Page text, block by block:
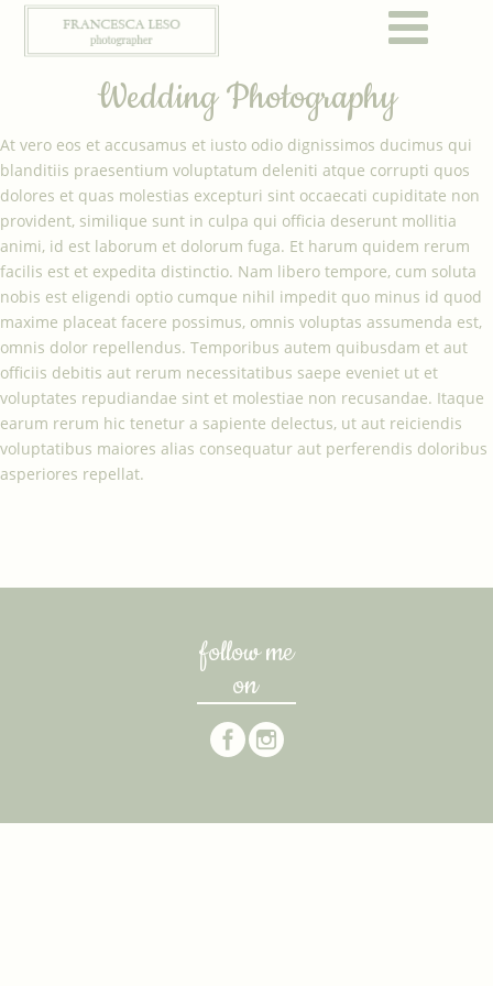
Wedding Photography
At vero eos et accusamus et iusto odio dignissimos ducimus qui
blanditiis praesentium voluptatum deleniti atque corrupti quos
dolores et quas molestias excepturi sint occaecati cupiditate non
provident, similique sunt in culpa qui officia deserunt mollitia
animi, id est laborum et dolorum fuga. Et harum quidem rerum
facilis est et expedita distinctio. Nam libero tempore, cum soluta
nobis est eligendi optio cumque nihil impedit quo minus id quod
maxime placeat facere possimus, omnis voluptas assumenda est,
omnis dolor repellendus. Temporibus autem quibusdam et aut
officiis debitis aut rerum necessitatibus saepe eveniet ut et
voluptates repudiandae sint et molestiae non recusandae. Itaque
earum rerum hic tenetur a sapiente delectus, ut aut reiciendis
voluptatibus maiores alias consequatur aut perferendis doloribus
asperiores repellat.
follow me
on